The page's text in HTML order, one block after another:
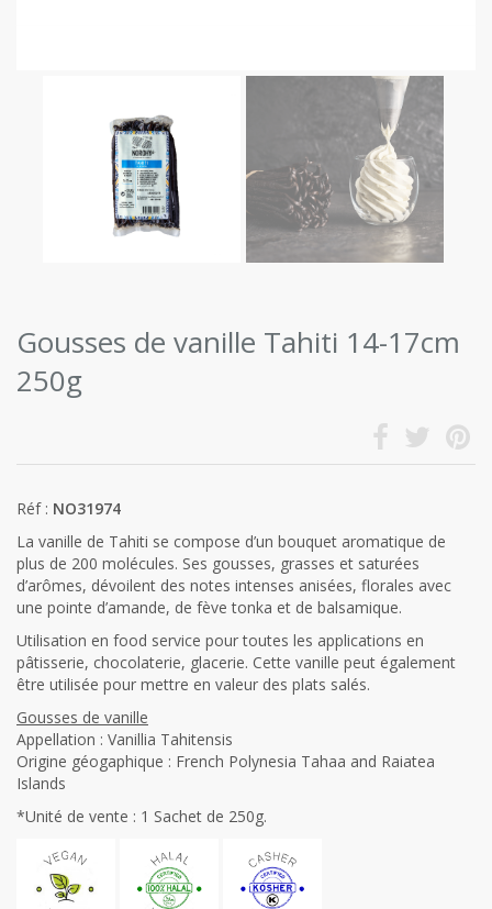
Gousses de vanille Tahiti 14-17cm
250g
Réf : NO31974
La vanille de Tahiti se compose d’un bouquet aromatique de
plus de 200 molécules. Ses gousses, grasses et saturées
d’arômes, dévoilent des notes intenses anisées, florales avec
une pointe d’amande, de fève tonka et de balsamique.
Utilisation en food service pour toutes les applications en
pâtisserie, chocolaterie, glacerie. Cette vanille peut également
être utilisée pour mettre en valeur des plats salés.
Gousses de vanille
Appellation : Vanillia Tahitensis
Origine géogaphique : French Polynesia Tahaa and Raiatea
Islands
*Unité de vente : 1 Sachet de 250g.